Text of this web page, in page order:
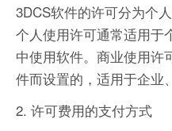
3DCS软件的许可分为个
个人使用许可通常适用于
中使用软件。商业使用许
件而设置的，适用于企业
2. 许可费用的支付方式